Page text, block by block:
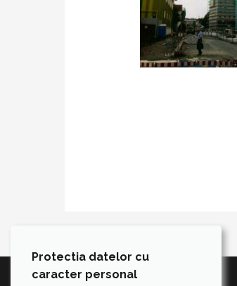
Protectia datelor cu
caracter personal